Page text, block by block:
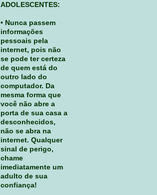
ADOLESCENTES:
• Nunca passem
informações
pessoais pela
internet, pois não
se pode ter certeza
de quem está do
outro lado do
computador. Da
mesma forma que
você não abre a
porta de sua casa a
desconhecidos,
não se abra na
internet. Qualquer
sinal de perigo,
chame
imediatamente um
adulto de sua
confiança!